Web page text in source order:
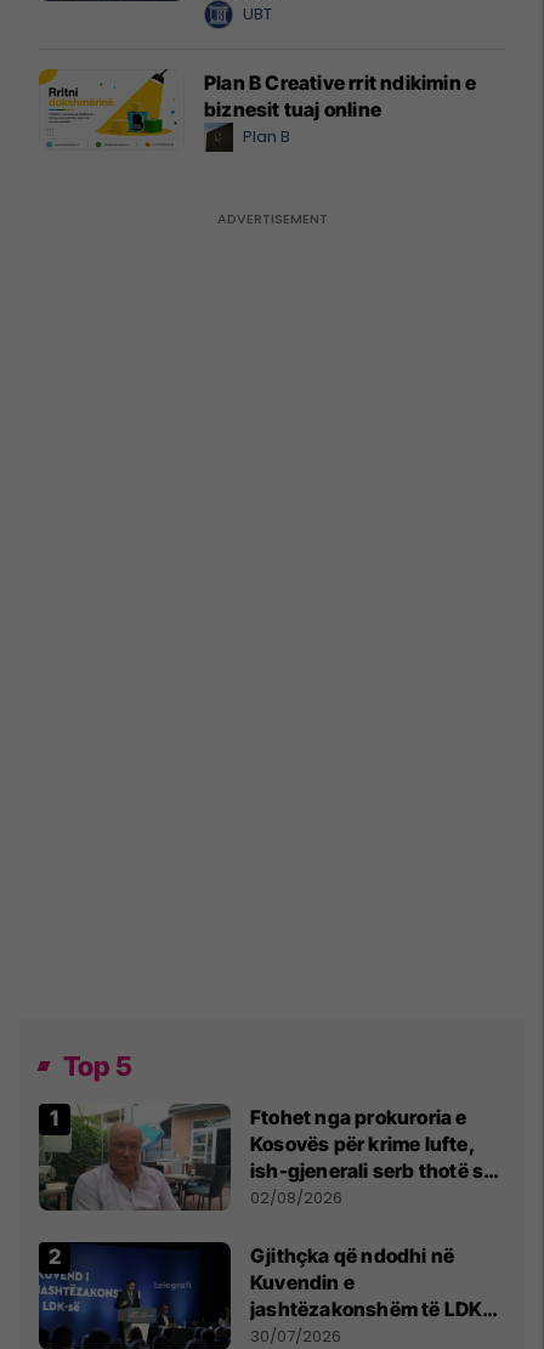
UBT
Plan B Creative rrit ndikimin e
biznesit tuaj online
Plan B
Top 5
Ftohet nga prokuroria e
Kosovës për krime lufte,
ish-gjenerali serb thotë se
dikush e tradhtoi në
02/08/2026
Gjithçka që ndodhi në
Kuvendin e
jashtëzakonshëm të LDK-
së
30/07/2026